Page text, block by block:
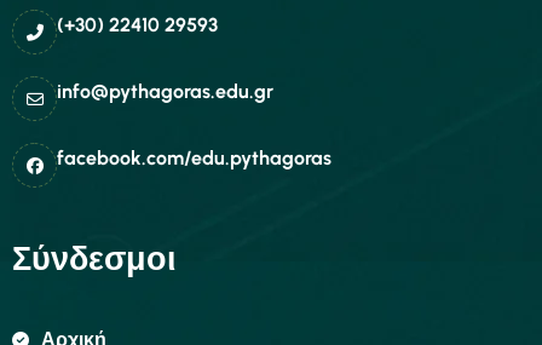
(+30) 22410 29593
info@pythagoras.edu.gr
facebook.com/edu.pythagoras
Σύνδεσμοι
Αρχική